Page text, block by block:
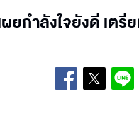
ยกำลังใจยังดี เตรี